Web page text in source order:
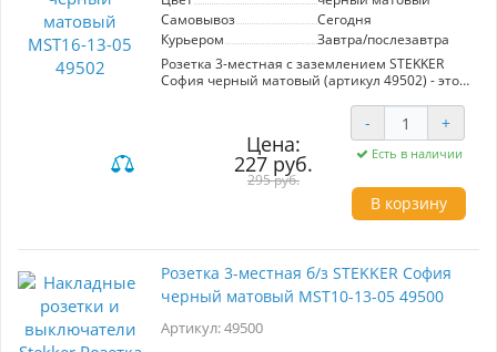
Самовывоз
Сегодня
Курьером
Завтра/послезавтра
Розетка 3-местная с заземлением STEKKER
София черный матовый (артикул 49502) - это
интерьеров. Ее стильный черный матовый
цвет гармонично впишется в любое
пространство, придавая ему элегантный и
современный вид.
Среди основных преимуществ данной модели
- высокая надежность и безопасность,
подходит для подключения различных
электрических приборов, что делает ее
незаменимой в жилых и коммерческих
помещениях.
Она станет полезной в ситуациях, когда
Цена:
227 руб.
295 руб.
- +
Есть в наличии
В корзину
Розетка 3-местная б/з STEKKER София
черный матовый MST10-13-05 49500
Артикул: 49500